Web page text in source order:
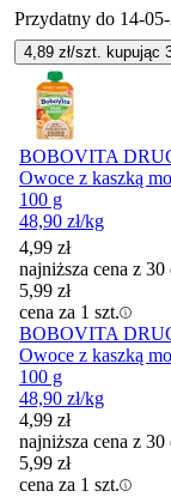
Przydatny do 14-
4,89 zł/szt. kupując
BOBOVITA
Owoce z kaszką
100 g
48,90 zł/kg
4,99 zł
najniższa cena z
5,99 zł
cena za 1 szt.
BOBOVITA
Owoce z kaszką
100 g
48,90 zł/kg
4,99 zł
najniższa cena z
5,99 zł
cena za 1 szt.